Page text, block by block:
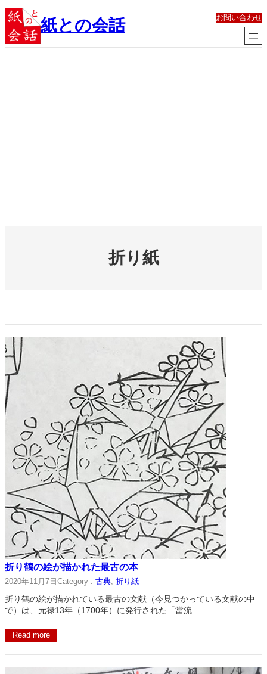
内
容
を
ス
紙との会話 お問い合わせ
折り紙
折り鶴の絵が描かれた最古の本
2020年11月7日 Category : 古典, 折り紙
折り鶴の絵が描かれている最古の文献（今見つかっている文献の中
で）は、元禄13年（1700年）に発行された「當流…
Read more